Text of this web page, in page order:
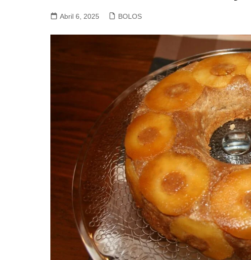
VACA, VITELA, NOVILHO
Abril 6, 2025 BOLOS